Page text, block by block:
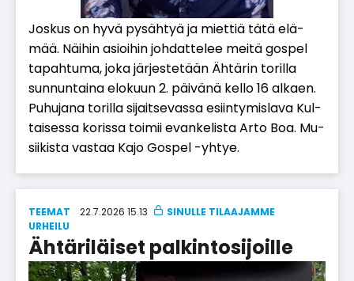
Jos­kus on hyvä py­säh­tyä ja miet­tiä tätä elä­
mää. Näi­hin asi­oi­hin joh­dat­te­lee mei­tä gos­pel
ta­pah­tu­ma, joka jär­jes­te­tään Äh­tä­rin to­ril­la
sun­nun­tai­na elo­kuun 2. päi­vä­nä kel­lo 16 al­ka­en.
Pu­hu­ja­na to­ril­la si­jait­se­vas­sa esiin­ty­mis­la­va Kul­
tai­ses­sa ko­ris­sa toi­mii evan­ke­lis­ta Ar­to Boa. Mu­
sii­kis­ta vas­taa Kajo Gos­pel -yh­tye.
TEEMAT
22.7.2026 15.13
UR­HEI­LU
Ähtäriläiset palkintosijoille